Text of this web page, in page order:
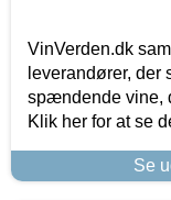
VinVerden.dk
leverandører, der
spændende vine,
Klik her for at se
Se